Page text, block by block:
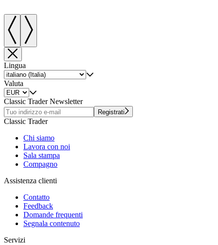
Lingua
Valuta
Classic Trader Newsletter
Registrati
Classic Trader
Chi siamo
Lavora con noi
Sala stampa
Compagno
Assistenza clienti
Contatto
Feedback
Domande frequenti
Segnala contenuto
Servizi